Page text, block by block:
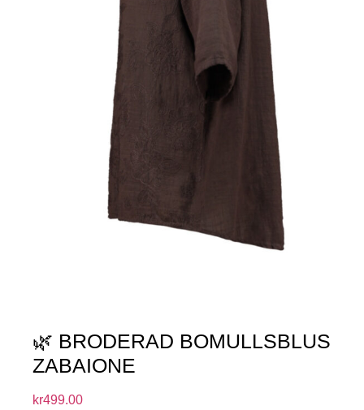
🌿 BRODERAD BOMULLSBLUS
ZABAIONE
kr499.00